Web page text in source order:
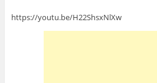
https://youtu.be/H22ShsxNlXw